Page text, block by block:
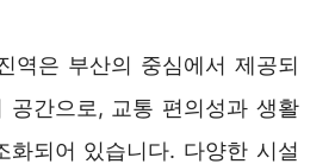
역은 부산의 중심에서 제공되
공간으로, 교통 편의성과 생활
화되어 있습니다. 다양한 시설